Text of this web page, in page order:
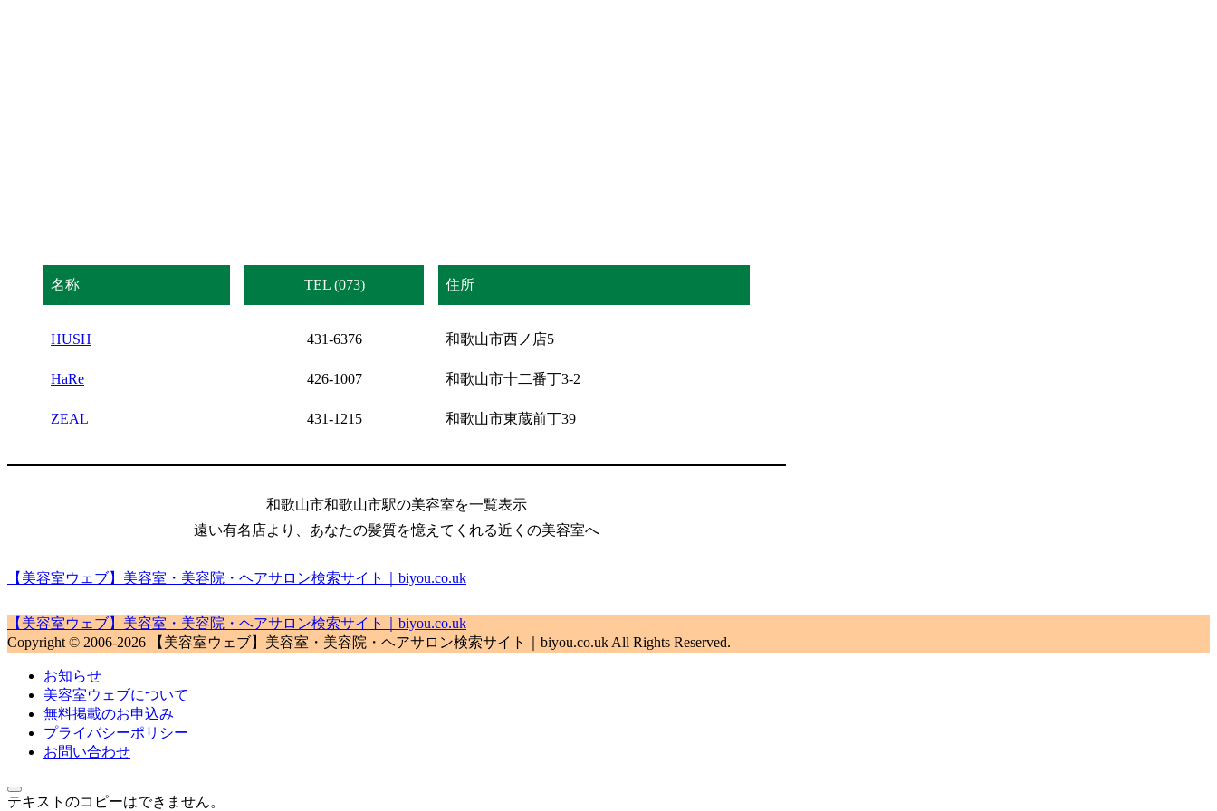
名称 TEL (073) 住所
HUSH 431-6376 和歌山市西ノ店5
HaRe 426-1007 和歌山市十二番丁3-2
ZEAL 431-1215 和歌山市東蔵前丁39
和歌山市和歌山市駅の美容室を一覧表示
遠い有名店より、あなたの髪質を憶えてくれる近くの美容室へ
【美容室ウェブ】美容室・美容院・ヘアサロン検索サイト｜biyou.co.uk
【美容室ウェブ】美容室・美容院・ヘアサロン検索サイト｜biyou.co.uk
Copyright © 2006-2026 【美容室ウェブ】美容室・美容院・ヘアサロン検索サイト｜biyou.co.uk All Rights Reserved.
お知らせ
美容室ウェブについて
無料掲載のお申込み
プライバシーポリシー
お問い合わせ
テキストのコピーはできません。